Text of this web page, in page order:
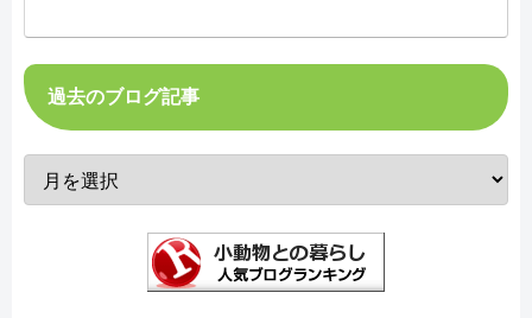
過去のブログ記事